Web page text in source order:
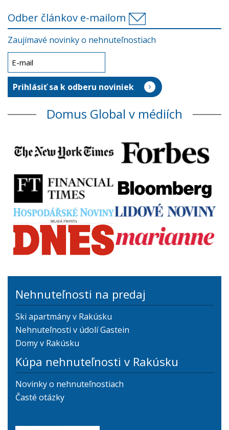
Odber článkov e-mailom
Zaujímavé novinky o nehnuteľnostiach
Domus Global v médiích
Nehnuteľnosti na predaj
Ski apartmány v Rakúsku
Nehnuteľnosti v údolí Gastein
Domy v Rakúsku
Kúpa nehnuteľnosti v Rakúsku
Novinky o nehnuteľnostiach
Časté otázky